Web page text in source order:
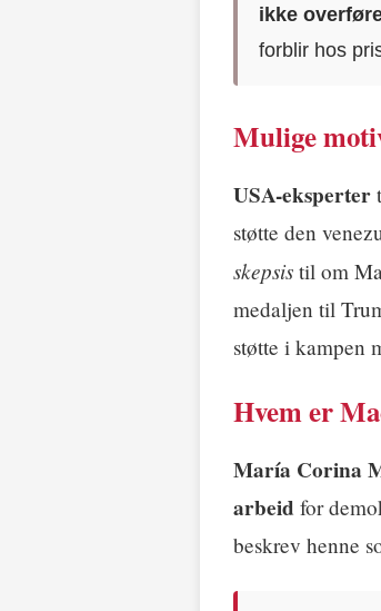
ikke
forblir hos
Mulige
USA-eksperter
støtte den
skepsis til om
medaljen til
støtte i kampen
Hvem er
María Corina
arbeid for
beskrev henne